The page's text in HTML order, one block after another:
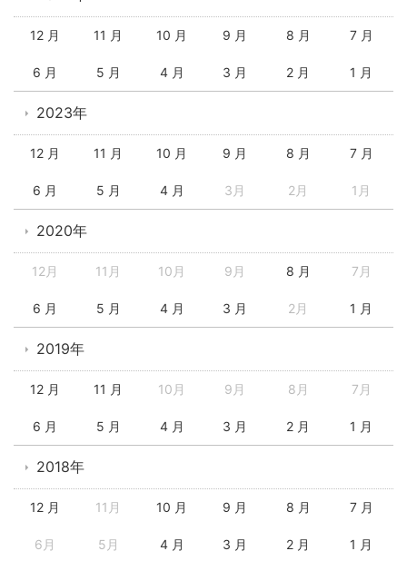
12 月 11 月 10 月 9 月 8 月 7 月
6 月 5 月 4 月 3 月 2 月 1 月
2023年
12 月 11 月 10 月 9 月 8 月 7 月
6 月 5 月 4 月 3月 2月 1月
2020年
12月 11月 10月 9月 8 月 7月
6 月 5 月 4 月 3 月 2月 1 月
2019年
12 月 11 月 10月 9月 8月 7月
6 月 5 月 4 月 3 月 2 月 1 月
2018年
12 月 11月 10 月 9 月 8 月 7 月
6月 5月 4 月 3 月 2 月 1 月